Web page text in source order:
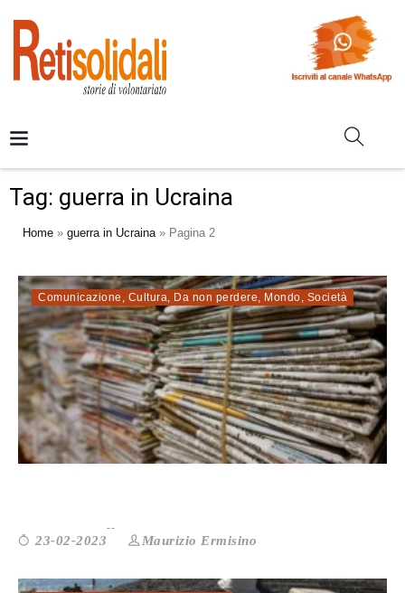
Tag: guerra in Ucraina
Home » guerra in Ucraina» Pagina 2
Comunicazione , Cultura, Da non perdere, Mondo, Società
GUERRA IN UCRAINA: SE L’INFORMA...
23-02-2023 Maurizio Ermisino